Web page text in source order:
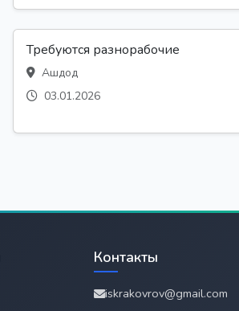
Требуются разнорабочие
Ашдод
03.01.2026
Контакты
iskrakovrov@gmail.com